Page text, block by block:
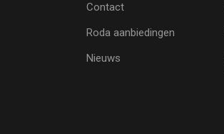
Contact
Roda aanbiedingen
Nieuws